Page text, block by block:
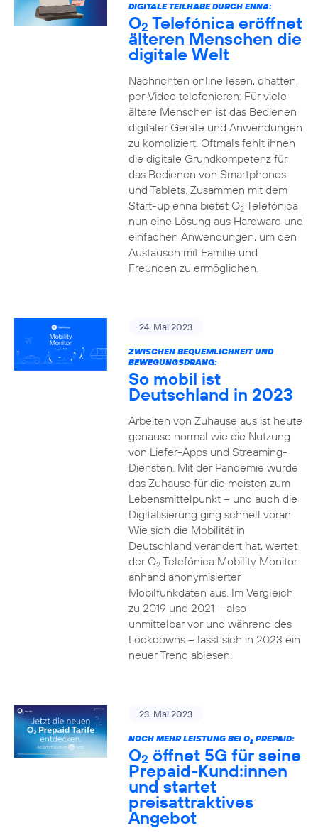
DIGITALE TEILHABE DURCH ENNA:
O2 Telefónica eröffnet
älteren Menschen die
digitale Welt
Nachrichten online lesen, chatten,
per Video telefonieren: Für viele
ältere Menschen ist das Bedienen
digitaler Geräte und Anwendungen
zu kompliziert. Oftmals fehlt ihnen
die digitale Grundkompetenz für
das Bedienen von Smartphones
und Tablets. Zusammen mit dem
Start-up enna bietet O2Telefónica
nun eine Lösung aus Hardware und
einfachen Anwendungen, um den
Austausch mit Familie und
Freunden zu ermöglichen.
24. Mai 2023
ZWISCHEN BEQUEMLICHKEIT UND
BEWEGUNGSDRANG:
So mobil ist
Deutschland in 2023
Arbeiten von Zuhause aus ist heute
genauso normal wie die Nutzung
von Liefer-Apps und Streaming-
Diensten. Mit der Pandemie wurde
das Zuhause für die meisten zum
Lebensmittelpunkt – und auch die
Digitalisierung ging schnell voran.
Wie sich die Mobilität in
Deutschland verändert hat, wertet
der O2Telefónica Mobility Monitor
anhand anonymisierter
Mobilfunkdaten aus. Im Vergleich
zu 2019 und 2021 – also
unmittelbar vor und während des
Lockdowns – lässt sich in 2023 ein
neuer Trend ablesen.
23. Mai 2023
NOCH MEHR LEISTUNG BEI O2PREPAID:
O2 öffnet 5G für seine
Prepaid-Kund:innen
und startet
preisattraktives
Angebot